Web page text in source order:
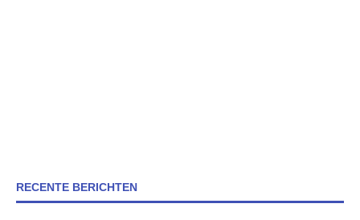
RECENTE BERICHTEN